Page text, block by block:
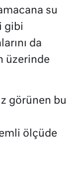
su
gibi
da
üzerinde
görünen bu
ölçüde